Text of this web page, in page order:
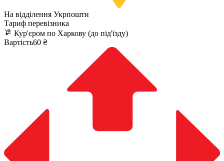
На відділення Укрпошти
Тариф перевізника
Кур'єром по Харкову (до під'їзду)
Вартість60 ₴